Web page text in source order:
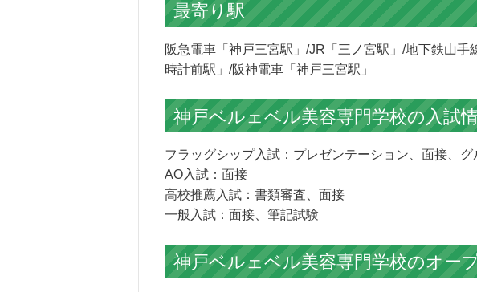
最寄り駅
阪急電車「神戸三宮駅」/JR「三ノ宮駅」/地下鉄山
時計前駅」/阪神電車「神戸三宮駅」
神戸ベルェベル美容専門学校の入試
フラッグシップ入試：プレゼンテーション、面接、
AO入試：面接
高校推薦入試：書類審査、面接
一般入試：面接、筆記試験
神戸ベルェベル美容専門学校のオー